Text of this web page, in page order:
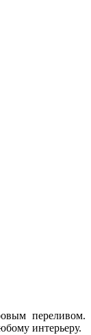
переливом.
интерьеру.